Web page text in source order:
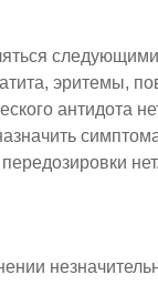
эритемы,
антидота
нет.